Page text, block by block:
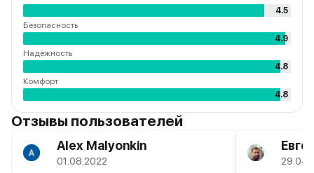
4.5
Безопасность
4.9
Надежность
4.8
Комфорт
4.8
Отзывы пользователей
Alex Malyonkin
01.08.2022